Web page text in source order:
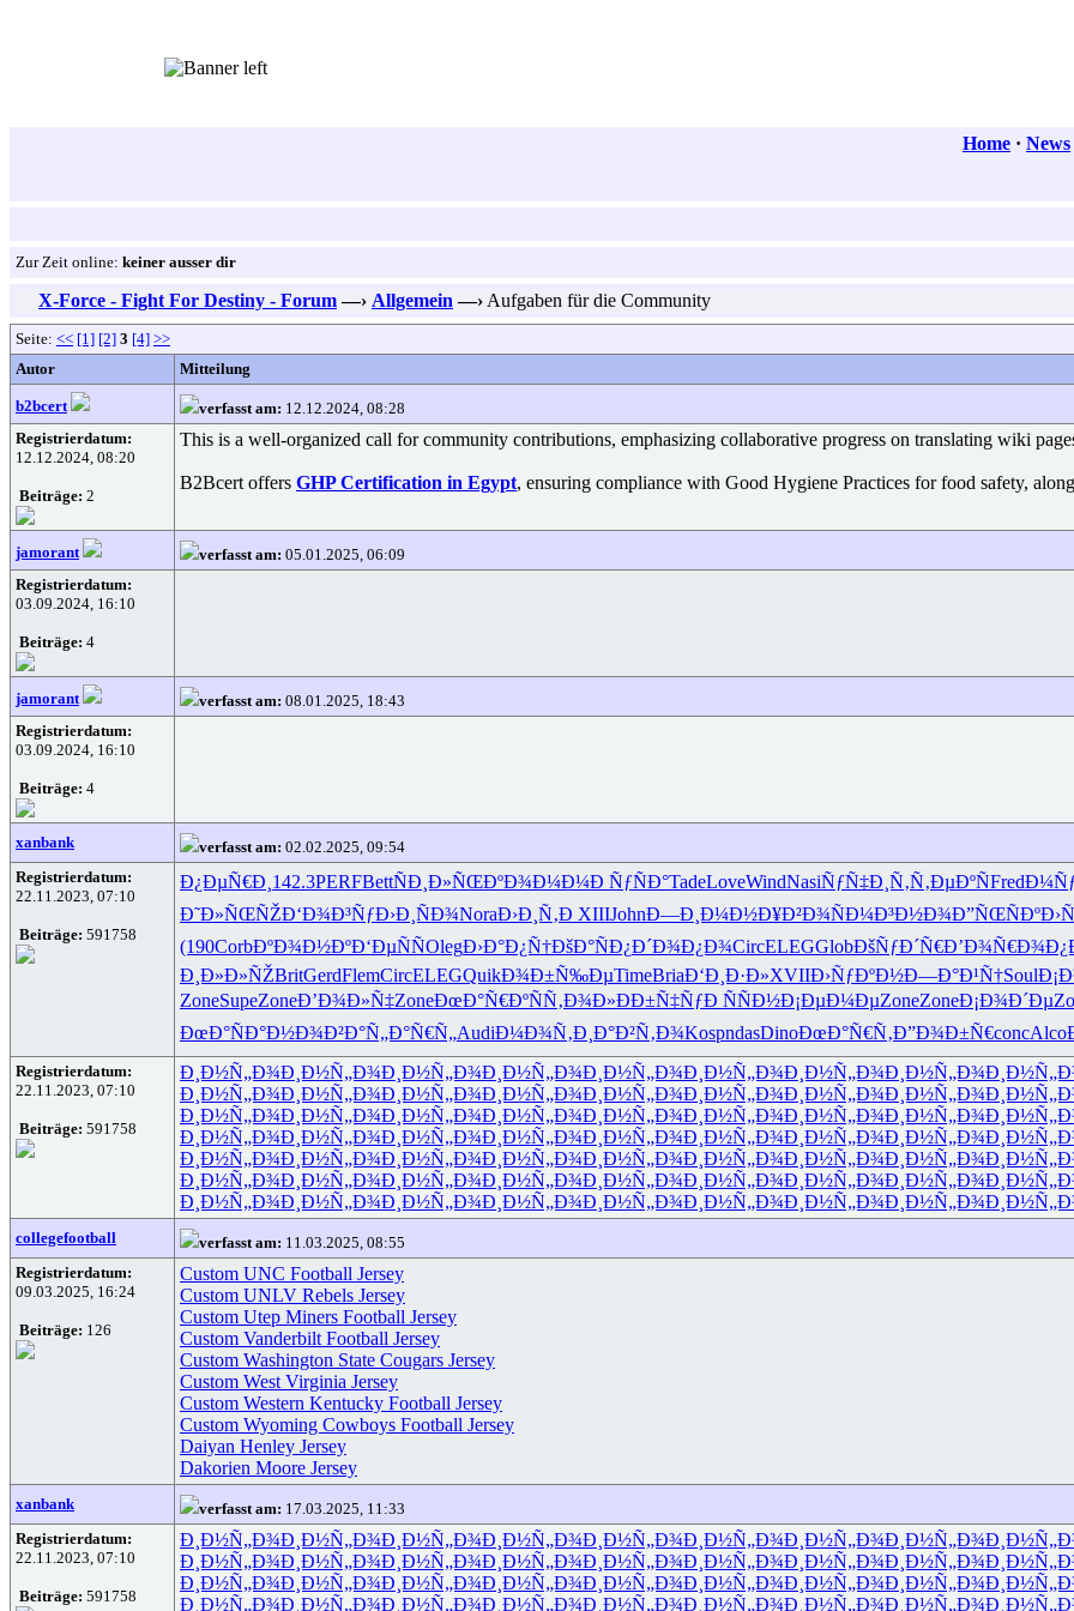
Home · News
Zur Zeit online: keiner ausser dir
X-Force - Fight For Destiny - Forum —› Allgemein —› Aufgaben für die Community
Seite: << [1] [2] 3 [4] >>
Autor
Mitteilung
b2bcert verfasst am: 12.12.2024, 08:28
Registrierdatum:
12.12.2024, 08:20
Beiträge: 2
This is a well-organized call for community contributions, emphasizing collaborative progress on translating wiki
B2Bcert offers GHP Certification in Egypt, ensuring compliance with Good Hygiene Practices for food safety,
jamorant verfasst am: 05.01.2025, 06:09
Registrierdatum:
03.09.2024, 16:10
Beiträge: 4
jamorant verfasst am: 08.01.2025, 18:43
Registrierdatum:
03.09.2024, 16:10
Beiträge: 4
xanbank verfasst am: 02.02.2025, 09:54
Registrierdatum:
22.11.2023, 07:10
Beiträge: 591758
Ð¿ÐµÑ€Ð¸ 142.3PERFBettÑÐ¸Ð»ÑŒÐºÐ¾Ð¼Ð¼Ð ÑƒÑÐ°TadeLoveWindNasiÑƒÑ‡Ð¸Ñ‚Ñ‚ÐµÐºÑFred
Ð˜Ð»ÑŒÑŽÐ‘Ð¾Ð³ÑƒÐ›Ð¸ÑÐ¾NoraÐ›Ð¸Ñ‚Ð XIIIJohnÐ—Ð¸Ð¼Ð½Ð¥Ð²Ð¾ÑÐ¼Ð³Ð½Ð¾Ð”ÑŒÑÐº
(190CorbÐºÐ¾Ð½ÐºÐ‘ÐµÑÑOlegÐ›Ð°Ð¿Ñ†ÐšÐ°ÑÐ¿Ð´Ð¾Ð¿Ð¾CircELEGGlobÐšÑƒÐ´Ñ€Ð’Ð¾Ñ€Ð¾
Ð¸Ð»Ð»ÑŽBritGerdFlemCircELEGQuikÐ¾Ð±Ñ‰ÐµTimeBriaÐ‘Ð¸Ð·Ð»XVIIÐ›ÑƒÐºÐ½Ð—Ð°Ð¹Ñ†Soul
ZoneSupeZoneÐ’Ð¾Ð»Ñ‡ZoneÐœÐ°Ñ€ÐºÑÑ‚Ð¾Ð»ÐÐ±Ñ‡ÑƒÐ ÑÑÐ½Ð¡ÐµÐ¼ÐµZoneZoneÐ¡Ð¾Ð´Ðµ
ÐœÐ°ÑÐ°Ð½Ð¾Ð²Ð°Ñ„Ð°Ñ€Ñ„AudiÐ¼Ð¾Ñ‚Ð¸ Ð°Ð²Ñ‚Ð¾KospndasDinoÐœÐ°Ñ€Ñ‚Ð”Ð¾Ð±Ñ€concAlco
Registrierdatum:
22.11.2023, 07:10
Beiträge: 591758
Ð¸Ð½Ñ„Ð¾Ð¸Ð½Ñ„Ð¾Ð¸Ð½Ñ„Ð¾Ð¸Ð½Ñ„Ð¾Ð¸Ð½Ñ„Ð¾Ð¸Ð½Ñ„Ð¾Ð¸Ð½Ñ„Ð¾Ð¸Ð½Ñ„Ð¾
Ð¸Ð½Ñ„Ð¾Ð¸Ð½Ñ„Ð¾Ð¸Ð½Ñ„Ð¾Ð¸Ð½Ñ„Ð¾Ð¸Ð½Ñ„Ð¾Ð¸Ð½Ñ„Ð¾Ð¸Ð½Ñ„Ð¾Ð¸Ð½Ñ„Ð¾
Ð¸Ð½Ñ„Ð¾Ð¸Ð½Ñ„Ð¾Ð¸Ð½Ñ„Ð¾Ð¸Ð½Ñ„Ð¾Ð¸Ð½Ñ„Ð¾Ð¸Ð½Ñ„Ð¾Ð¸Ð½Ñ„Ð¾Ð¸Ð½Ñ„Ð¾
Ð¸Ð½Ñ„Ð¾Ð¸Ð½Ñ„Ð¾Ð¸Ð½Ñ„Ð¾Ð¸Ð½Ñ„Ð¾Ð¸Ð½Ñ„Ð¾Ð¸Ð½Ñ„Ð¾Ð¸Ð½Ñ„Ð¾Ð¸Ð½Ñ„Ð¾
Ð¸Ð½Ñ„Ð¾Ð¸Ð½Ñ„Ð¾Ð¸Ð½Ñ„Ð¾Ð¸Ð½Ñ„Ð¾Ð¸Ð½Ñ„Ð¾Ð¸Ð½Ñ„Ð¾Ð¸Ð½Ñ„Ð¾Ð¸Ð½Ñ„Ð¾
Ð¸Ð½Ñ„Ð¾Ð¸Ð½Ñ„Ð¾Ð¸Ð½Ñ„Ð¾Ð¸Ð½Ñ„Ð¾Ð¸Ð½Ñ„Ð¾Ð¸Ð½Ñ„Ð¾Ð¸Ð½Ñ„Ð¾Ð¸Ð½Ñ„Ð¾
Ð¸Ð½Ñ„Ð¾Ð¸Ð½Ñ„Ð¾Ð¸Ð½Ñ„Ð¾Ð¸Ð½Ñ„Ð¾Ð¸Ð½Ñ„Ð¾Ð¸Ð½Ñ„Ð¾Ð¸Ð½Ñ„Ð¾Ð¸Ð½Ñ„Ð¾
collegefootball verfasst am: 11.03.2025, 08:55
Registrierdatum:
09.03.2025, 16:24
Beiträge: 126
Custom UNC Football Jersey
Custom UNLV Rebels Jersey
Custom Utep Miners Football Jersey
Custom Vanderbilt Football Jersey
Custom Washington State Cougars Jersey
Custom West Virginia Jersey
Custom Western Kentucky Football Jersey
Custom Wyoming Cowboys Football Jersey
Daiyan Henley Jersey
Dakorien Moore Jersey
xanbank verfasst am: 17.03.2025, 11:33
Registrierdatum:
22.11.2023, 07:10
Beiträge: 591758
Ð¸Ð½Ñ„Ð¾Ð¸Ð½Ñ„Ð¾Ð¸Ð½Ñ„Ð¾Ð¸Ð½Ñ„Ð¾Ð¸Ð½Ñ„Ð¾Ð¸Ð½Ñ„Ð¾Ð¸Ð½Ñ„Ð¾Ð¸Ð½Ñ„Ð¾
Ð¸Ð½Ñ„Ð¾Ð¸Ð½Ñ„Ð¾Ð¸Ð½Ñ„Ð¾Ð¸Ð½Ñ„Ð¾Ð¸Ð½Ñ„Ð¾Ð¸Ð½Ñ„Ð¾Ð¸Ð½Ñ„Ð¾Ð¸Ð½Ñ„Ð¾
Ð¸Ð½Ñ„Ð¾Ð¸Ð½Ñ„Ð¾Ð¸Ð½Ñ„Ð¾Ð¸Ð½Ñ„Ð¾Ð¸Ð½Ñ„Ð¾Ð¸Ð½Ñ„Ð¾Ð¸Ð½Ñ„Ð¾Ð¸Ð½Ñ„Ð¾
Ð¸Ð½Ñ„Ð¾Ð¸Ð½Ñ„Ð¾Ð¸Ð½Ñ„Ð¾Ð¸Ð½Ñ„Ð¾Ð¸Ð½Ñ„Ð¾Ð¸Ð½Ñ„Ð¾Ð¸Ð½Ñ„Ð¾Ð¸Ð½Ñ„Ð¾